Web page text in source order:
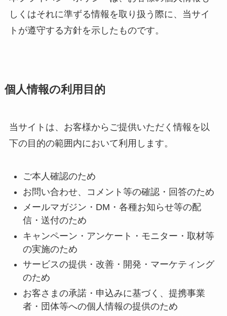
しくはそれに準ずる情報を取り扱う際に、当サイ
トが遵守する方針を示したものです。
個人情報の利用目的
当サイトは、お客様からご提供いただく情報を以
下の目的の範囲内において利用します。
ご本人確認のため
お問い合わせ、コメント等の確認・回答のため
メールマガジン・DM・各種お知らせ等の配
信・送付のため
キャンペーン・アンケート・モニター・取材等
の実施のため
サービスの提供・改善・開発・マーケティング
のため
お客さまの承諾・申込みに基づく、提携事業
者・団体等への個人情報の提供のため